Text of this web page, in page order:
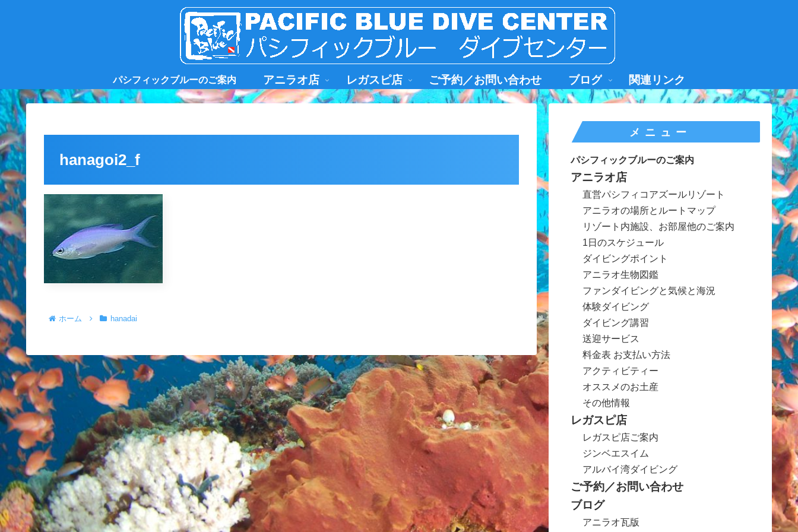
パシフィックブルーのご案内 アニラオ店 レガスピ店 ご予約／お問い合わせ ブログ 関連リンク
hanagoi2_f
ホーム hanadai
メニュー
パシフィックブルーのご案内
アニラオ店
直営パシフィコアズールリゾート
アニラオの場所とルートマップ
リゾート内施設、お部屋他のご案内
1日のスケジュール
ダイビングポイント
アニラオ生物図鑑
ファンダイビングと気候と海況
体験ダイビング
ダイビング講習
送迎サービス
料金表 お支払い方法
アクティビティー
オススメのお土産
その他情報
レガスピ店
レガスピ店ご案内
ジンベエスイム
アルバイ湾ダイビング
ご予約／お問い合わせ
ブログ
アニラオ瓦版